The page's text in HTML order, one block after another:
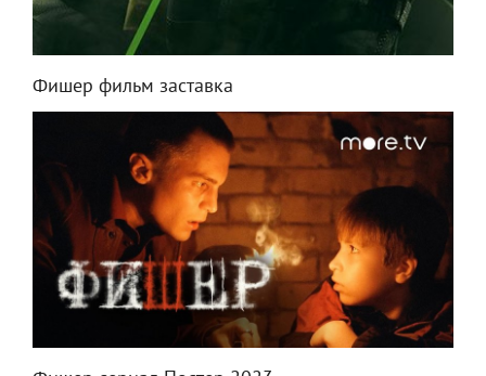
Фишер фильм заставка